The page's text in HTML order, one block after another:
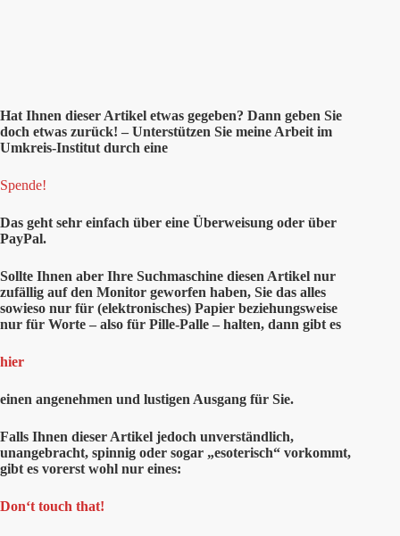
Hat Ihnen dieser Artikel etwas gegeben? Dann geben Sie
doch etwas zurück! – Unterstützen Sie meine Arbeit im
Umkreis-Institut durch eine
Spende!
Das geht sehr einfach über eine Überweisung oder über
PayPal.
Sollte Ihnen aber Ihre Suchmaschine diesen Artikel nur
zufällig auf den Monitor geworfen haben, Sie das alles
sowieso nur für (elektronisches) Papier beziehungsweise
nur für Worte – also für Pille-Palle – halten, dann gibt es
hier
einen angenehmen und lustigen Ausgang für Sie.
Falls Ihnen dieser Artikel jedoch unverständlich,
unangebracht, spinnig oder sogar „esoterisch“ vorkommt,
gibt es vorerst wohl nur eines:
Don‘t touch that!